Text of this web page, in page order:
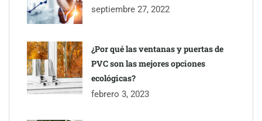
septiembre 27, 2022
¿Por qué las ventanas y puertas de
PVC son las mejores opciones
ecológicas?
febrero 3, 2023